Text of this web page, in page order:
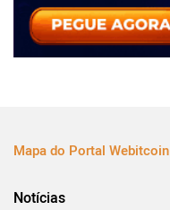
Mapa do Portal Webitcoin
Notícias